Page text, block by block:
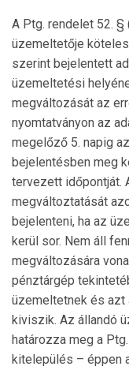
A Ptg. rendelet 52.
üzemeltetője
szerint bejelentett
üzemeltetési
megváltozását az
nyomtatványon az
megelőző 5. napig
bejelentésben meg
tervezett időpontját.
megváltoztatását
bejelenteni, ha az
kerül sor. Nem áll
megváltozására
pénztárgép
üzemeltetnek és
kiviszik. Az állandó
határozza meg a
kitelepülés – éppen